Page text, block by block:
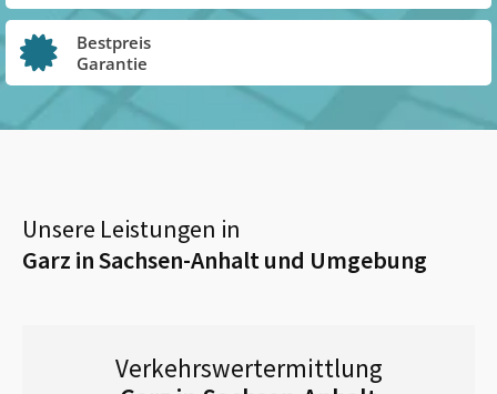
Bestpreis
Garantie
Unsere Leistungen in
Garz in Sachsen-Anhaltund Umgebung
Verkehrswertermittlung